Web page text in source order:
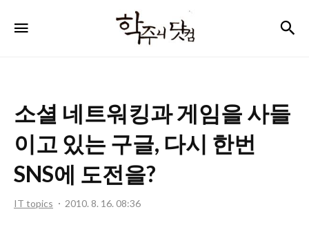
주
컴
소셜 네트워킹과 게임을 사들
이고 있는 구글, 다시 한번
SNS에 도전을?
IT topics 2010. 8. 16. 08:36